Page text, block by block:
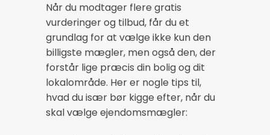
Når du modtager flere gratis
vurderinger og tilbud, får du et
grundlag for at vælge ikke kun den
billigste mægler, men også den, der
forstår lige præcis din bolig og dit
lokalområde. Her er nogle tips til,
hvad du især bør kigge efter, når du
skal vælge ejendomsmægler: